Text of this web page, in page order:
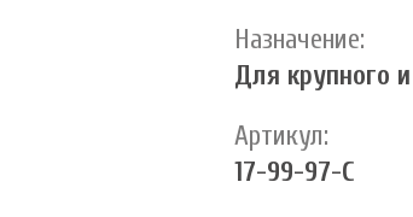
Назначение:
Для крупного
Артикул:
17-99-97-С